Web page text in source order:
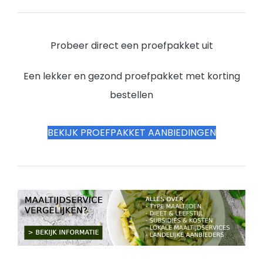
Probeer direct een proefpakket uit
Een lekker en gezond proefpakket met korting
bestellen
BEKIJK PROEFPAKKET AANBIEDINGEN